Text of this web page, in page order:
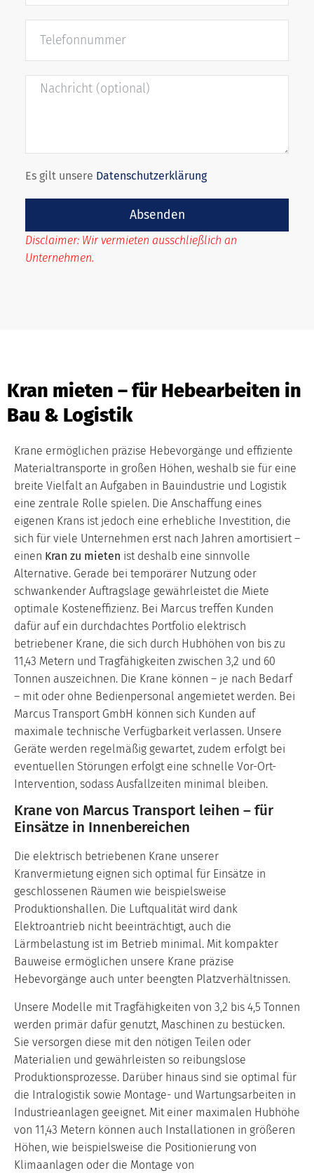
Es gilt unsere Datenschutzerklärung
Absenden
Disclaimer: Wir vermieten ausschließlich an
Unternehmen.
Kran mieten – für Hebearbeiten in
Bau & Logistik
Krane ermöglichen präzise Hebevorgänge und effiziente
Materialtransporte in großen Höhen, weshalb sie für eine
breite Vielfalt an Aufgaben in Bauindustrie und Logistik
eine zentrale Rolle spielen. Die Anschaffung eines
eigenen Krans ist jedoch eine erhebliche Investition, die
sich für viele Unternehmen erst nach Jahren amortisiert –
einen Kran zu mieten ist deshalb eine sinnvolle
Alternative. Gerade bei temporärer Nutzung oder
schwankender Auftragslage gewährleistet die Miete
optimale Kosteneffizienz. Bei Marcus treffen Kunden
dafür auf ein durchdachtes Portfolio elektrisch
betriebener Krane, die sich durch Hubhöhen von bis zu
11,43 Metern und Tragfähigkeiten zwischen 3,2 und 60
Tonnen auszeichnen. Die Krane können – je nach Bedarf
– mit oder ohne Bedienpersonal angemietet werden. Bei
Marcus Transport GmbH können sich Kunden auf
maximale technische Verfügbarkeit verlassen. Unsere
Geräte werden regelmäßig gewartet, zudem erfolgt bei
eventuellen Störungen erfolgt eine schnelle Vor-Ort-
Intervention, sodass Ausfallzeiten minimal bleiben.
Krane von Marcus Transport leihen – für
Einsätze in Innenbereichen
Die elektrisch betriebenen Krane unserer
Kranvermietung eignen sich optimal für Einsätze in
geschlossenen Räumen wie beispielsweise
Produktionshallen. Die Luftqualität wird dank
Elektroantrieb nicht beeinträchtigt, auch die
Lärmbelastung ist im Betrieb minimal. Mit kompakter
Bauweise ermöglichen unsere Krane präzise
Hebevorgänge auch unter beengten Platzverhältnissen.
Unsere Modelle mit Tragfähigkeiten von 3,2 bis 4,5 Tonnen
werden primär dafür genutzt, Maschinen zu bestücken.
Sie versorgen diese mit den nötigen Teilen oder
Materialien und gewährleisten so reibungslose
Produktionsprozesse. Darüber hinaus sind sie optimal für
die Intralogistik sowie Montage- und Wartungsarbeiten in
Industrieanlagen geeignet. Mit einer maximalen Hubhöhe
von 11,43 Metern können auch Installationen in größeren
Höhen, wie beispielsweise die Positionierung von
Klimaanlagen oder die Montage von